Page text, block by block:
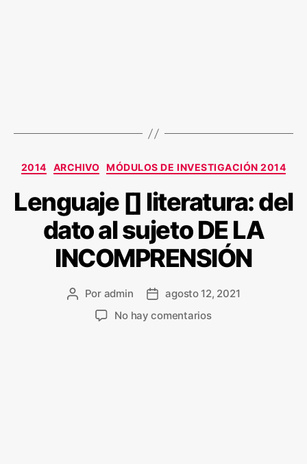
2014 ARCHIVO MÓDULOS DE INVESTIGACIÓN 2014
Lenguaje [] literatura: del
dato al sujeto DE LA
INCOMPRENSIÓN
Por admin
agosto 12, 2021
No hay comentarios